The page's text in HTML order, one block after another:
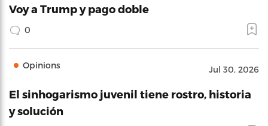
Voy a Trump y pago doble
0
Opinions Jul 30, 2026
El sinhogarismo juvenil tiene rostro, historia
y solución